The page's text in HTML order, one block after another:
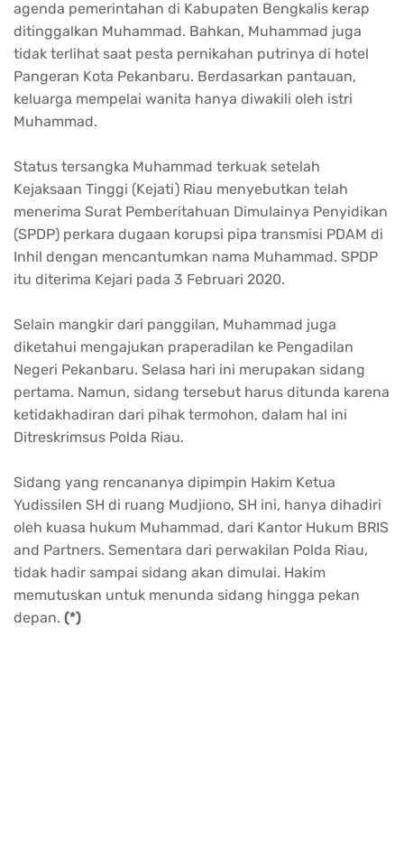
agenda pemerintahan di Kabupaten Bengkalis kerap
ditinggalkan Muhammad. Bahkan, Muhammad juga
tidak terlihat saat pesta pernikahan putrinya di hotel
Pangeran Kota Pekanbaru. Berdasarkan pantauan,
keluarga mempelai wanita hanya diwakili oleh istri
Muhammad.
Status tersangka Muhammad terkuak setelah
Kejaksaan Tinggi (Kejati) Riau menyebutkan telah
menerima Surat Pemberitahuan Dimulainya Penyidikan
(SPDP) perkara dugaan korupsi pipa transmisi PDAM di
Inhil dengan mencantumkan nama Muhammad. SPDP
itu diterima Kejari pada 3 Februari 2020.
Selain mangkir dari panggilan, Muhammad juga
diketahui mengajukan praperadilan ke Pengadilan
Negeri Pekanbaru. Selasa hari ini merupakan sidang
pertama. Namun, sidang tersebut harus ditunda karena
ketidakhadiran dari pihak termohon, dalam hal ini
Ditreskrimsus Polda Riau.
Sidang yang rencananya dipimpin Hakim Ketua
Yudissilen SH di ruang Mudjiono, SH ini, hanya dihadiri
oleh kuasa hukum Muhammad, dari Kantor Hukum BRIS
and Partners. Sementara dari perwakilan Polda Riau,
tidak hadir sampai sidang akan dimulai. Hakim
memutuskan untuk menunda sidang hingga pekan
depan. (*)